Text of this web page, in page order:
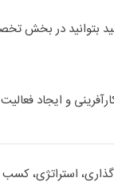
بتوانید در بخش
و ایجاد
استراتژی،